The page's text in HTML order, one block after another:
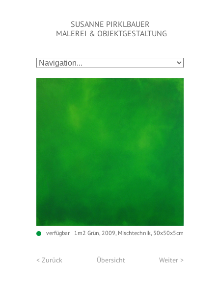
SUSANNE PIRKLBAUER
MALEREI & OBJEKTGESTALTUNG
verfügbar 1m2 Grün, 2009, Mischtechnik, 50x50x5cm
< Zurück Übersicht Weiter >